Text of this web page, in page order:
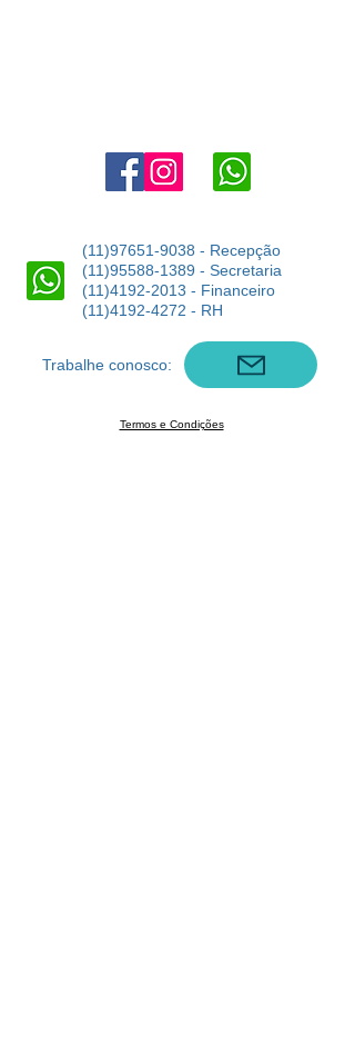
(11)97651-9038 - Recepção
(11)95588-1389 - Secretaria
(11)4192-2013 - Financeiro
(11)4192-4272 - RH
Trabalhe conosco:
Termos e Condições